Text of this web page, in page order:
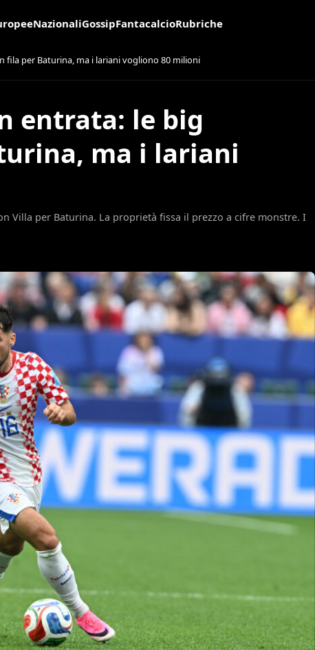
NazionaliGossipFantacalcioRubriche
fila per Baturina, ma i lariani vogliono 80 milioni
entrata: le big
ma i lariani
Villa per Baturina. La proprietà fissa il prezzo a cifre monstre. I